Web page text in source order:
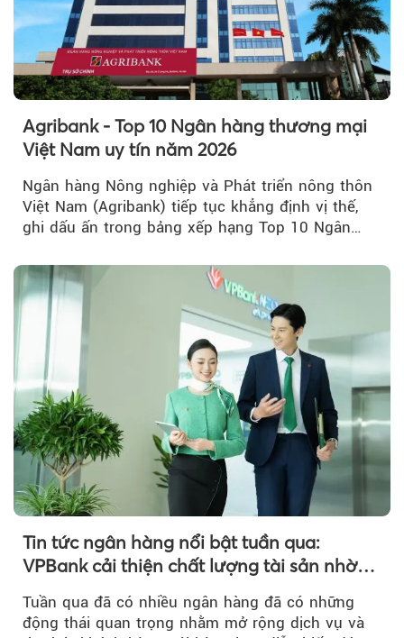
Agribank - Top 10 Ngân hàng thương mại
Việt Nam uy tín năm 2026
Ngân hàng Nông nghiệp và Phát triển nông thôn
Việt Nam (Agribank) tiếp tục khẳng định vị thế,
ghi dấu ấn trong bảng xếp hạng Top 10 Ngân
Tin tức ngân hàng nổi bật tuần qua:
VPBank cải thiện chất lượng tài sản nhờ
Tuần qua đã có nhiều ngân hàng đã có những
động thái quan trọng nhằm mở rộng dịch vụ và